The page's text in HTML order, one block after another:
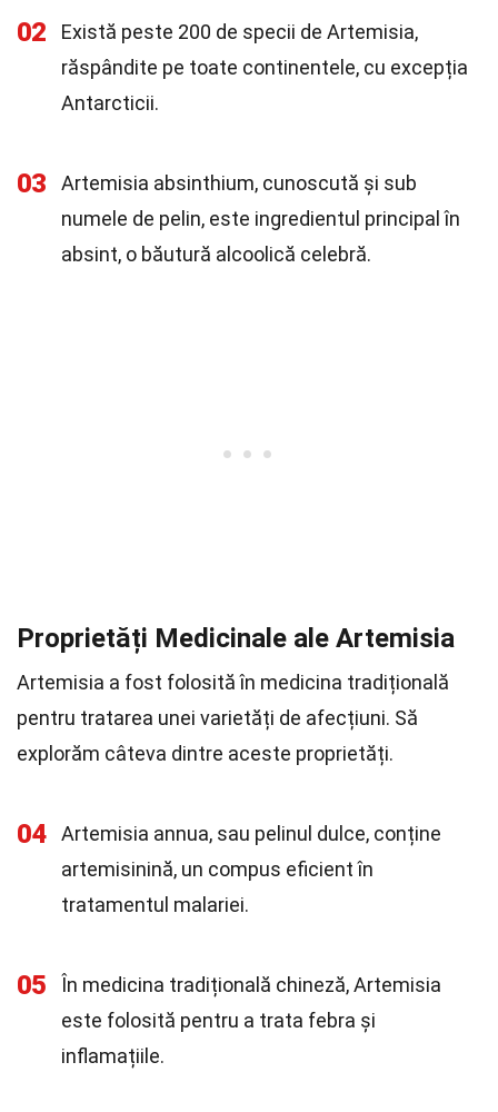
02
Există peste 200 de specii de Artemisia,
răspândite pe toate continentele, cu excepția
Antarcticii.
03
Artemisia absinthium, cunoscută și sub
numele de pelin, este ingredientul principal în
absint, o băutură alcoolică celebră.
Proprietăți Medicinale ale Artemisia
Artemisia a fost folosită în medicina tradițională
pentru tratarea unei varietăți de afecțiuni. Să
explorăm câteva dintre aceste proprietăți.
04
Artemisia annua, sau pelinul dulce, conține
artemisinină, un compus eficient în
tratamentul malariei.
05
În medicina tradițională chineză, Artemisia
este folosită pentru a trata febra și
inflamațiile.